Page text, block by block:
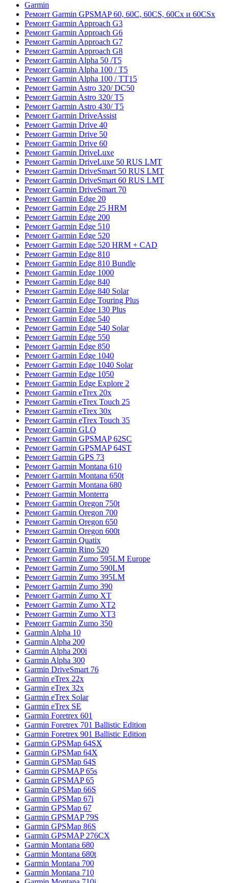
Garmin
Ремонт Garmin GPSMAP 60, 60C, 60CS, 60Cx и 60CSx
Ремонт Garmin Approach G3
Ремонт Garmin Approach G6
Ремонт Garmin Approach G7
Ремонт Garmin Approach G8
Ремонт Garmin Alpha 50 /T5
Ремонт Garmin Alpha 100 / T5
Ремонт Garmin Alpha 100 / TT15
Ремонт Garmin Astro 320/ DC50
Ремонт Garmin Astro 320/ T5
Ремонт Garmin Astro 430/ T5
Ремонт Garmin DriveAssist
Ремонт Garmin Drive 40
Ремонт Garmin Drive 50
Ремонт Garmin Drive 60
Ремонт Garmin DriveLuxe
Ремонт Garmin DriveLuxe 50 RUS LMT
Ремонт Garmin DriveSmart 50 RUS LMT
Ремонт Garmin DriveSmart 60 RUS LMT
Ремонт Garmin DriveSmart 70
Ремонт Garmin Edge 20
Ремонт Garmin Edge 25 HRM
Ремонт Garmin Edge 200
Ремонт Garmin Edge 510
Ремонт Garmin Edge 520
Ремонт Garmin Edge 520 HRM + CAD
Ремонт Garmin Edge 810
Ремонт Garmin Edge 810 Bundle
Ремонт Garmin Edge 1000
Ремонт Garmin Edge 840
Ремонт Garmin Edge 840 Solar
Ремонт Garmin Edge Touring Plus
Ремонт Garmin Edge 130 Plus
Ремонт Garmin Edge 540
Ремонт Garmin Edge 540 Solar
Ремонт Garmin Edge 550
Ремонт Garmin Edge 850
Ремонт Garmin Edge 1040
Ремонт Garmin Edge 1040 Solar
Ремонт Garmin Edge 1050
Ремонт Garmin Edge Explore 2
Ремонт Garmin eTrex 20x
Ремонт Garmin eTrex Touch 25
Ремонт Garmin eTrex 30x
Ремонт Garmin eTrex Touch 35
Ремонт Garmin GLO
Ремонт Garmin GPSMAP 62SC
Ремонт Garmin GPSMAP 64ST
Ремонт Garmin GPS 73
Ремонт Garmin Montana 610
Ремонт Garmin Montana 650t
Ремонт Garmin Montana 680
Ремонт Garmin Monterra
Ремонт Garmin Oregon 750t
Ремонт Garmin Oregon 700
Ремонт Garmin Oregon 650
Ремонт Garmin Oregon 600t
Ремонт Garmin Quatix
Ремонт Garmin Rino 520
Ремонт Garmin Zumo 595LM Europe
Ремонт Garmin Zumo 590LM
Ремонт Garmin Zumo 395LM
Ремонт Garmin Zumo 390
Ремонт Garmin Zumo XT
Ремонт Garmin Zumo XT2
Ремонт Garmin Zumo XT3
Ремонт Garmin Zumo 350
Garmin Alpha 10
Garmin Alpha 200
Garmin Alpha 200i
Garmin Alpha 300
Garmin DriveSmart 76
Garmin eTrex 22x
Garmin eTrex 32x
Garmin eTrex Solar
Garmin eTrex SE
Garmin Foretrex 601
Garmin Foretrex 701 Ballistic Edition
Garmin Foretrex 901 Ballistic Edition
Garmin GPSMap 64SX
Garmin GPSMap 64X
Garmin GPSMap 64S
Garmin GPSMAP 65s
Garmin GPSMAP 65
Garmin GPSMap 66S
Garmin GPSMap 67i
Garmin GPSMap 67
Garmin GPSMAP 79S
Garmin GPSMap 86S
Garmin GPSMAP 276CX
Garmin Montana 680
Garmin Montana 680t
Garmin Montana 700
Garmin Montana 710